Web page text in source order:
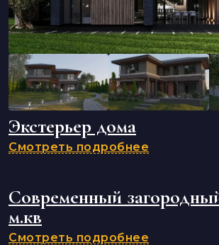
Экстерьер дома
Смотреть подробнее
Современный
м.кв
Смотреть подробнее